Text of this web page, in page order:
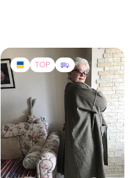
TOP